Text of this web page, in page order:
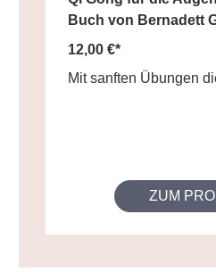
Buch von Bernadett
12,00 €*
Mit sanften Übungen
ZUM